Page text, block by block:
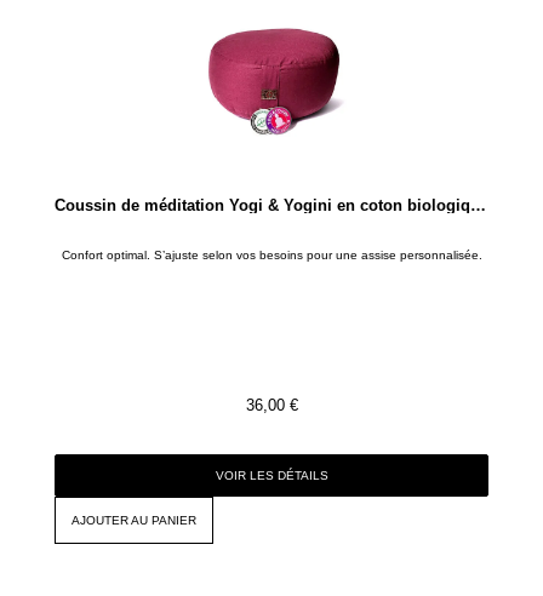
Coussin de méditation Yogi & Yogini en coton biologique – Aubergine clair
Confort optimal. S’ajuste selon vos besoins pour une assise personnalisée.
36,00 €
VOIR LES DÉTAILS
AJOUTER AU PANIER